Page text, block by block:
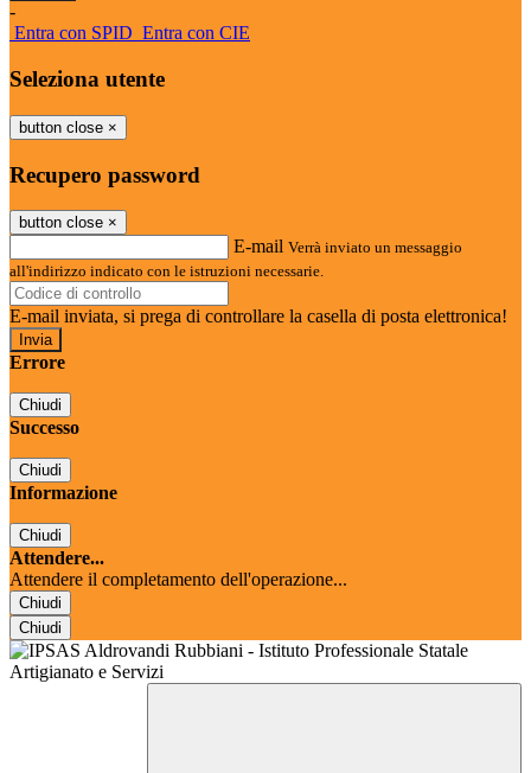
-
Entra con SPID Entra con CIE
Seleziona utente
button close ×
Recupero password
button close ×
E-mail Verrà inviato un messaggio
all'indirizzo indicato con le istruzioni necessarie.
E-mail inviata, si prega di controllare la casella di posta elettronica!
Errore
Chiudi
Successo
Chiudi
Informazione
Chiudi
Attendere...
Attendere il completamento dell'operazione...
Chiudi
Chiudi